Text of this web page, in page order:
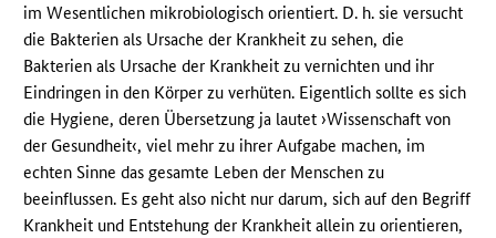
im Wesentlichen mikrobiologisch orientiert. D. h. sie versucht
die Bakterien als Ursache der Krankheit zu sehen, die
Bakterien als Ursache der Krankheit zu vernichten und ihr
Eindringen in den Körper zu verhüten. Eigentlich sollte es sich
die Hygiene, deren Übersetzung ja lautet ›Wissenschaft von
der Gesundheit‹, viel mehr zu ihrer Aufgabe machen, im
echten Sinne das gesamte Leben der Menschen zu
beeinflussen. Es geht also nicht nur darum, sich auf den Begriff
Krankheit und Entstehung der Krankheit allein zu orientieren,